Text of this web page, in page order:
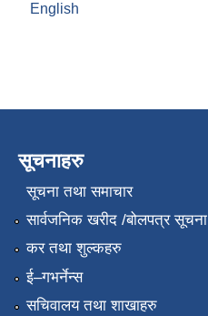
English
सूचनाहरु
सूचना तथा समाचार
सार्वजनिक खरीद /बोलपत्र सूचना
कर तथा शुल्कहरु
ई–गभर्नेन्स
सचिवालय तथा शाखाहरु